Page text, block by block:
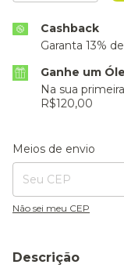
Cashback
Garanta 13%
Ganhe um
Na sua
R$120,00
Entregas para o CEP:
Meios de envio
Não sei meu CEP
Descrição